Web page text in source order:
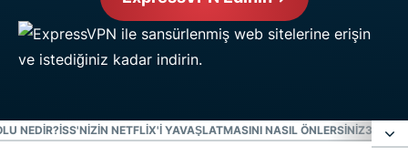
NEDIR?İSS'NIZIN NETFLIX'I YAVAŞLATMASINI NASIL ÖNLERSINIZ3